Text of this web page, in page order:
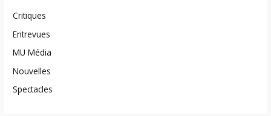
Critiques
Entrevues
MU Média
Nouvelles
Spectacles